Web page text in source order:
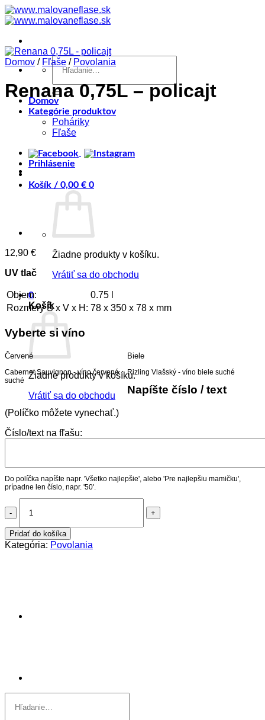
Skip
to
Hľadať:
Domov
Kategórie produktov
Poháriky
Fľaše
Prihlásenie
Košík / 0,00 € 0
Žiadne produkty v košíku.
Vrátiť sa do obchodu
0
Košík
Žiadne produkty v košíku.
Vrátiť sa do obchodu
Domov / Fľaše / Povolania
Renana 0,75L – policajt
12,90 €
UV tlač
Objem:
0.75 l
Rozmery Š x V x H: 78 x 350 x 78 x mm
Vyberte si víno
Červené
Cabernet Sauvignon - víno červené
suché
Biele
Rizling Vlašský - víno biele suché
Napíšte číslo / text
(Políčko môžete vynechať.)
Číslo/text na fľašu:
Do políčka napíšte napr. 'Všetko najlepšie', alebo 'Pre najlepšiu mamičku',
prípadne len číslo, napr. '50'.
Renana
-
policajt
Pridať do košíka
Kategória: Povolania